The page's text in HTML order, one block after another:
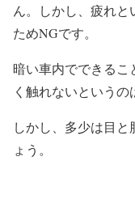
ん。しかし、疲れと
ためNGです。
暗い車内でできるこ
く触れないというの
しかし、多少は目
ょう。